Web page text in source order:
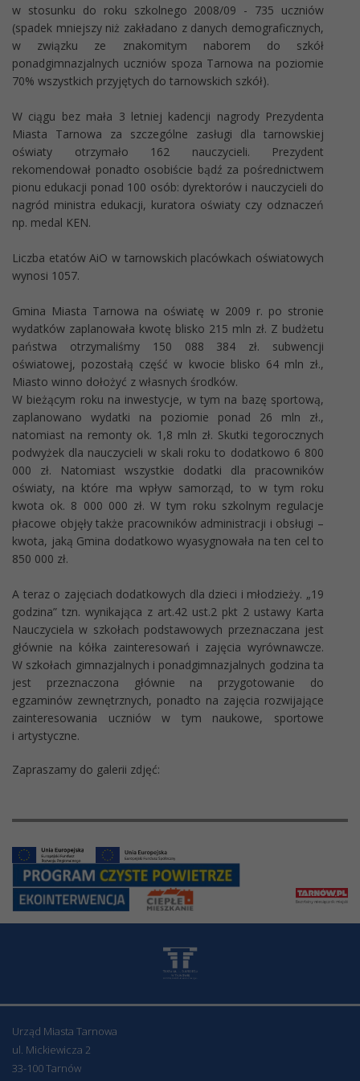
w stosunku do roku szkolnego 2008/09 - 735 uczniów
(spadek mniejszy niż zakładano z danych demograficznych,
w związku ze znakomitym naborem do szkół
ponadgimnazjalnych uczniów spoza Tarnowa na poziomie
70% wszystkich przyjętych do tarnowskich szkół).
W ciągu bez mała 3 letniej kadencji nagrody Prezydenta
Miasta Tarnowa za szczególne zasługi dla tarnowskiej
oświaty otrzymało 162 nauczycieli. Prezydent
rekomendował ponadto osobiście bądź za pośrednictwem
pionu edukacji ponad 100 osób: dyrektorów i nauczycieli do
nagród ministra edukacji, kuratora oświaty czy odznaczeń
np. medal KEN.
Liczba etatów AiO w tarnowskich placówkach oświatowych
wynosi 1057.
Gmina Miasta Tarnowa na oświatę w 2009 r. po stronie
wydatków zaplanowała kwotę blisko 215 mln zł. Z budżetu
państwa otrzymaliśmy 150 088 384 zł. subwencji
oświatowej, pozostałą część w kwocie blisko 64 mln zł.,
Miasto winno dołożyć z własnych środków.
W bieżącym roku na inwestycje, w tym na bazę sportową,
zaplanowano wydatki na poziomie ponad 26 mln zł.,
natomiast na remonty ok. 1,8 mln zł. Skutki tegorocznych
podwyżek dla nauczycieli w skali roku to dodatkowo 6 800
000 zł. Natomiast wszystkie dodatki dla pracowników
oświaty, na które ma wpływ samorząd, to w tym roku
kwota ok. 8 000 000 zł. W tym roku szkolnym regulacje
płacowe objęły także pracowników administracji i obsługi –
kwota, jaką Gmina dodatkowo wyasygnowała na ten cel to
850 000 zł.
A teraz o zajęciach dodatkowych dla dzieci i młodzieży. „19
godzina” tzn. wynikająca z art.42 ust.2 pkt 2 ustawy Karta
Nauczyciela w szkołach podstawowych przeznaczana jest
głównie na kółka zainteresowań i zajęcia wyrównawcze.
W szkołach gimnazjalnych i ponadgimnazjalnych godzina ta
jest przeznaczona głównie na przygotowanie do
egzaminów zewnętrznych, ponadto na zajęcia rozwijające
zainteresowania uczniów w tym naukowe, sportowe
i artystyczne.
Zapraszamy do galerii zdjęć:
Urząd Miasta Tarnowa
ul. Mickiewicza 2
33-100 Tarnów